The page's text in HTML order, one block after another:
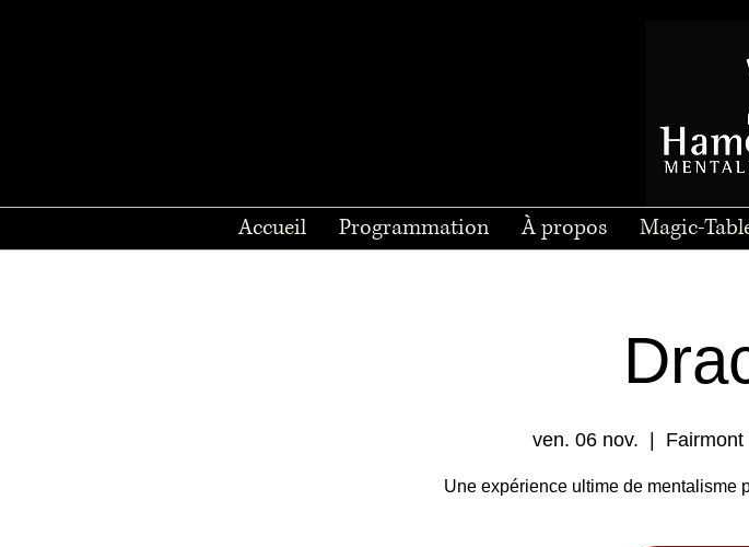
Accueil Programmation À propos Magic-
ven. 06 nov.
Une expérience ultime de mentalisme